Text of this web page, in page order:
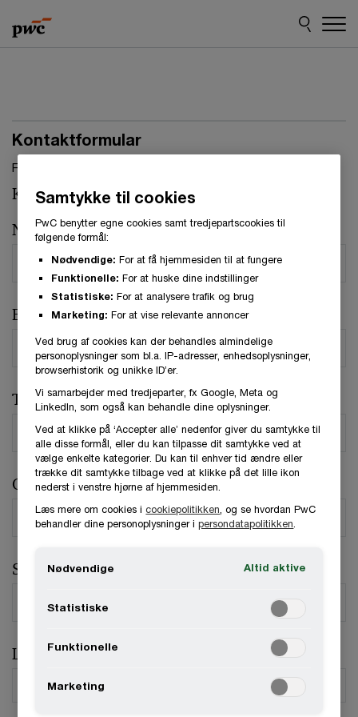
to
content
to
footer
Kontaktformular
Felter, markeret med stjerne, skal udfyldes.(
Kontaktperson:Thomas Bjerre
Navn*
E-mail*
Telefonnummer
Organisation / Virksomhed
Stilling
Land *
Samtykke til cookies
PwC benytter egne cookies samt tredjepartscookies til
følgende formål:
Nødvendige: For at få hjemmesiden til at fungere
Funktionelle: For at huske dine indstillinger
Statistiske: For at analysere trafik og brug
Marketing: For at vise relevante annoncer
Ved brug af cookies kan der behandles almindelige
personoplysninger som bl.a. IP-adresser, enhedsoplysninger,
browserhistorik og unikke ID’er.
Vi samarbejder med tredjeparter, fx Google, Meta og
LinkedIn, som også kan behandle dine oplysninger.
Ved at klikke på ‘Accepter alle’ nedenfor giver du samtykke til
alle disse formål, eller du kan tilpasse dit samtykke ved at
vælge enkelte kategorier. Du kan til enhver tid ændre eller
trække dit samtykke tilbage ved at klikke på det lille ikon
nederst i venstre hjørne af hjemmesiden.
Læs mere om cookies icookiepolitikken , og se hvordan PwC
behandler dine personoplysninger ipersondatapolitikken
Nødvendige Altid aktive
Statistiske
Funktionelle
Marketing